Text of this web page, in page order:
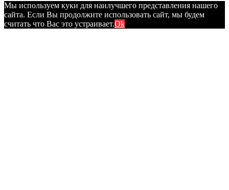
Мы используем куки для наилучшего представления нашего
сайта. Если Вы продолжите использовать сайт, мы будем
считать что Вас это устраивает.Ok